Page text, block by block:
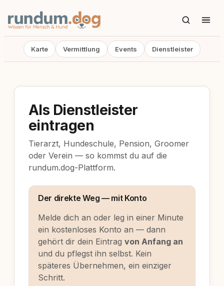
Karte Vermittlung Events Dienstleister
Als Dienstleister
eintragen
Tierarzt, Hundeschule, Pension, Groomer
oder Verein — so kommst du auf die
rundum.dog-Plattform.
Der direkte Weg — mit Konto
Melde dich an oder leg in einer Minute
ein kostenloses Konto an — dann
gehört dir dein Eintrag von Anfang an
und du pflegst ihn selbst. Kein
späteres Übernehmen, ein einziger
Schritt.